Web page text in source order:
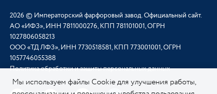
2026 © Императорский фарфоровый завод. Официальный сайт.
АО «ИФЗ», ИНН 7811000276, КПП 781101001, ОГРН
1027806058213
ООО «ТД ЛФЗ», ИНН 7730518581, КПП 773001001, ОГРН
1057746055388
Политика обработки и защиты персональных данных
Мы используем файлы Cookie для улучшения работы,